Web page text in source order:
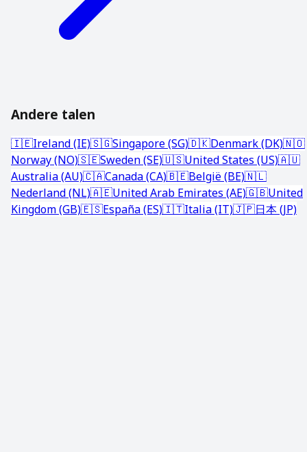
Andere talen
🇮🇪Ireland (IE)🇸🇬Singapore (SG)🇩🇰Denmark (DK)🇳🇴
Norway (NO)🇸🇪Sweden (SE)🇺🇸United States (US)🇦🇺
Australia (AU)🇨🇦Canada (CA)🇧🇪België (BE)🇳🇱
Nederland (NL)🇦🇪United Arab Emirates (AE)🇬🇧United
Kingdom (GB)🇪🇸España (ES)🇮🇹Italia (IT)🇯🇵日本 (JP)